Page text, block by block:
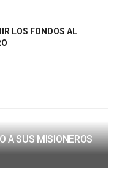
LOS FONDOS AL
A SUS MISIONEROS